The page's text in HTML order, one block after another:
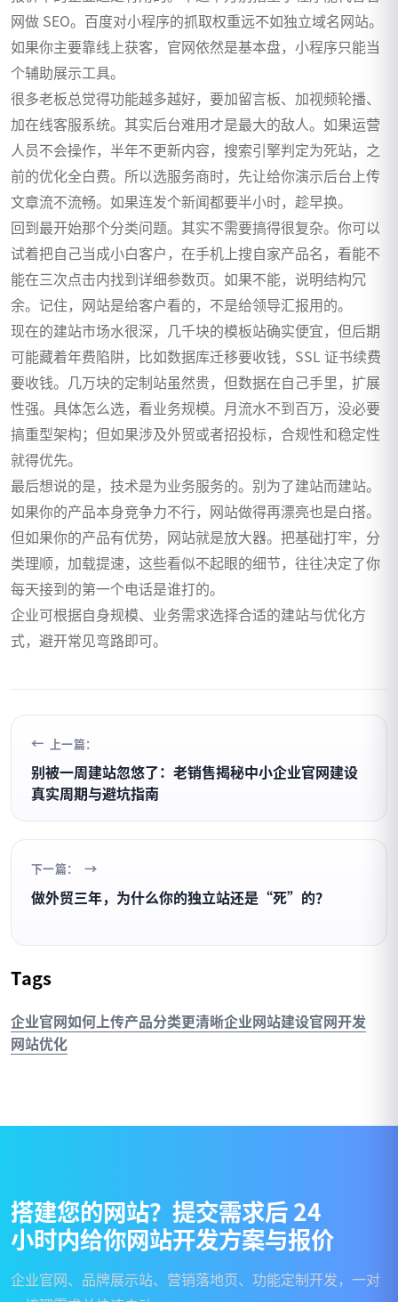
网做 SEO。百度对小程序的抓取权重远不如独立域名网站。
如果你主要靠线上获客，官网依然是基本盘，小程序只能当
个辅助展示工具。
很多老板总觉得功能越多越好，要加留言板、加视频轮播、
加在线客服系统。其实后台难用才是最大的敌人。如果运营
人员不会操作，半年不更新内容，搜索引擎判定为死站，之
前的优化全白费。所以选服务商时，先让给你演示后台上传
文章流不流畅。如果连发个新闻都要半小时，趁早换。
回到最开始那个分类问题。其实不需要搞得很复杂。你可以
试着把自己当成小白客户，在手机上搜自家产品名，看能不
能在三次点击内找到详细参数页。如果不能，说明结构冗
余。记住，网站是给客户看的，不是给领导汇报用的。
现在的建站市场水很深，几千块的模板站确实便宜，但后期
可能藏着年费陷阱，比如数据库迁移要收钱，SSL 证书续费
要收钱。几万块的定制站虽然贵，但数据在自己手里，扩展
性强。具体怎么选，看业务规模。月流水不到百万，没必要
搞重型架构；但如果涉及外贸或者招投标，合规性和稳定性
就得优先。
最后想说的是，技术是为业务服务的。别为了建站而建站。
如果你的产品本身竞争力不行，网站做得再漂亮也是白搭。
但如果你的产品有优势，网站就是放大器。把基础打牢，分
类理顺，加载提速，这些看似不起眼的细节，往往决定了你
每天接到的第一个电话是谁打的。
企业可根据自身规模、业务需求选择合适的建站与优化方
式，避开常见弯路即可。
上一篇：
别被一周建站忽悠了：老销售揭秘中小企业官网建设
真实周期与避坑指南
下一篇：
做外贸三年，为什么你的独立站还是“死”的？
Tags
企业官网如何上传产品分类更清晰企业网站建设官网开发
网站优化
搭建您的网站？ 提交需求后24
小时内给你网站开发方案与报价
企业官网、品牌展示站、营销落地页、功能定制开发，一对